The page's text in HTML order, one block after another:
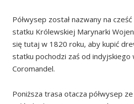
Otama Beach oraz Opito Bay
Waiau Falls oraz Kauri Grove
Coromandel Town
Alternatywa: nocleg w Port
Półwysep został nazwany na
statku Królewskiej Marynarki
się tutaj w 1820 roku, aby kupić
statku pochodzi zaś od indyjskiego
Coromandel.
Poniższa trasa otacza półwysep